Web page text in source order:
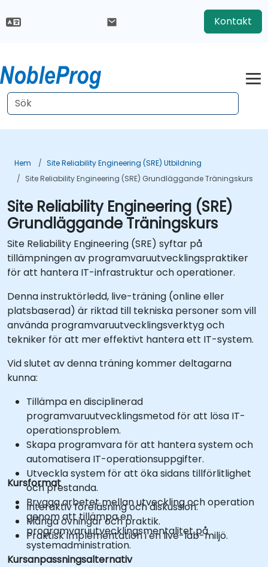
Kontakt
Hem
Site Reliability Engineering (SRE) Utbildning
Site Reliability Engineering (SRE) Grundläggande Träningskurs
Site Reliability Engineering (SRE)
Grundläggande Träningskurs
Site Reliability Engineering (SRE) syftar på
tillämpningen av programvaruutvecklingspraktiker
för att hantera IT-infrastruktur och operationer.
Denna instruktörledd, live-träning (online eller
platsbaserad) är riktad till tekniska personer som vill
använda programvaruutvecklingsverktyg och
tekniker för att mer effektivt hantera ett IT-system.
Vid slutet av denna träning kommer deltagarna
kunna:
Tillämpa en disciplinerad
programvaruutvecklingsmetod för att lösa IT-
operationsproblem.
Skapa programvara för att hantera system och
automatisera IT-operationsuppgifter.
Utveckla system för att öka sidans tillförlitlighet
och prestanda.
Brygga arbetet mellan utveckling och operation
genom att tillämpa en
programvaruutvecklingsmentalitet på
systemadministration.
Kursformat
Interaktiv föreläsning och diskussion.
Många övningar och praktik.
Praktisk implementation i en live-lab-miljö.
Kursanpassningsalternativ